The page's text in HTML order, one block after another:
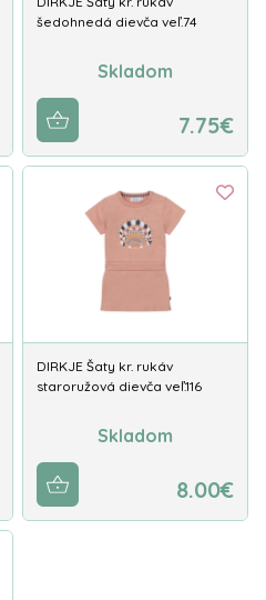
šedohnedá dievča veľ.74
Skladom
7.75€
DIRKJE Šaty kr. rukáv
staroružová dievča veľ.116
Skladom
8.00€